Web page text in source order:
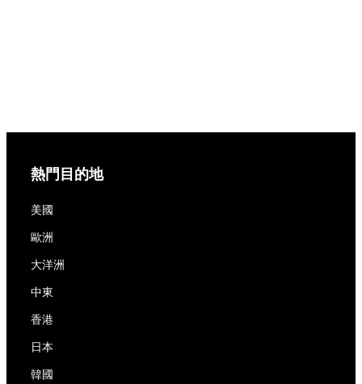
熱門目的地
美國
歐洲
大洋洲
中東
香港
日本
韓國